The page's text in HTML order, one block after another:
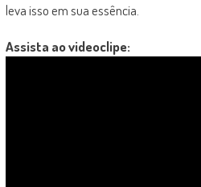
leva isso em sua essência.
Assista ao videoclipe: